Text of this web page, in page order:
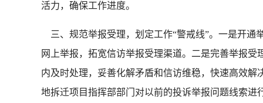
活力，确保工作进度。
三、规范举报受理，划定工作“警戒线”。一是开通
网上举报，拓宽信访举报受理渠道。二是完善举报
内及时处理，妥善化解矛盾和信访维稳，快速高效
地拆迁项目指挥部部门对以前的投诉举报问题线索